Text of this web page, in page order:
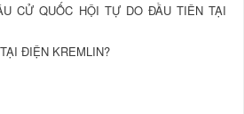
CỬ QUỐC HỘI TỰ DO ĐẦU TIÊN TẠI
ĐIỆN KREMLIN?